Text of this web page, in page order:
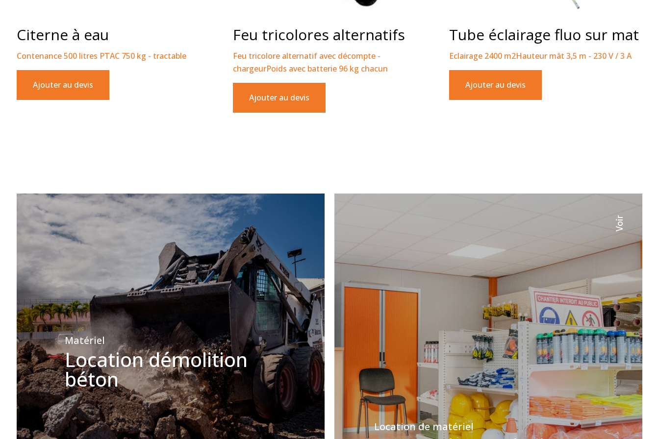
Citerne à eau
Contenance 500 litres PTAC 750 kg - tractable
Ajouter au devis
Feu tricolores alternatifs
Feu tricolore alternatif avec décompte -
chargeurPoids avec batterie 96 kg chacun
Ajouter au devis
Tube éclairage fluo sur mat
Eclairage 2400 m2Hauteur mât 3,5 m - 230 V / 3 A
Ajouter au devis
Matériel
Location démolition
béton
Location de matériel
Voir